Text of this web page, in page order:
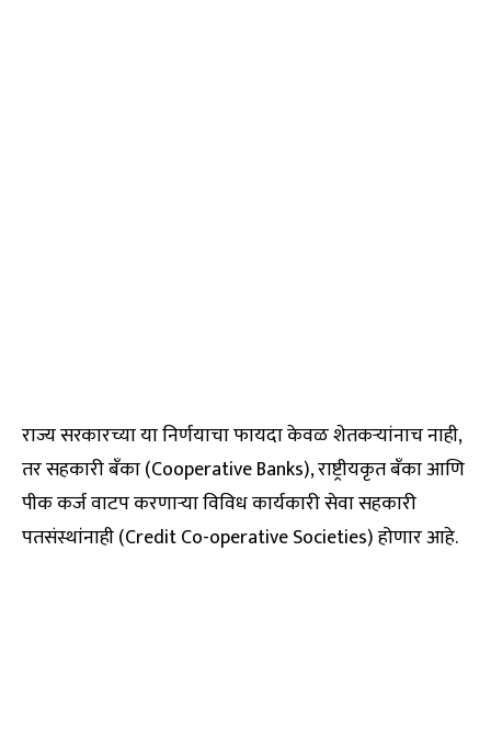
राज्य सरकारच्या या निर्णयाचा फायदा केवळ शेतकऱ्यांनाच नाही,
तर सहकारी बँका (Cooperative Banks), राष्ट्रीयकृत बँका आणि
पीक कर्ज वाटप करणाऱ्या विविध कार्यकारी सेवा सहकारी
पतसंस्थांनाही (Credit Co-operative Societies) होणार आहे.